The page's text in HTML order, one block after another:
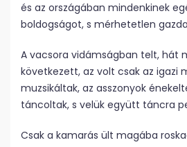
és az országában mindenkinek
boldogságot, s mérhetetlen
A vacsora vidámságban telt, hát
következett, az volt csak az igazi
muzsikáltak, az asszonyok
táncoltak, s velük együtt táncra
Csak a kamarás ült magába